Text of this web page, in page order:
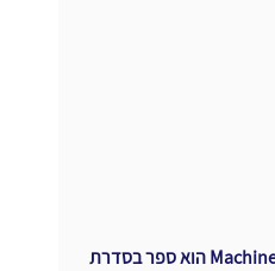
הספר Machine Learning for dummies הוא ספר בסדרת